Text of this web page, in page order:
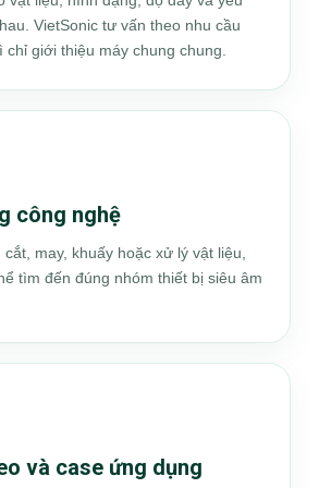
VietSonic tư vấn theo nhu cầu
giới thiệu máy chung chung.
công nghệ
may, khuấy hoặc xử lý vật liệu,
tìm đến đúng nhóm thiết bị siêu âm
và case ứng dụng